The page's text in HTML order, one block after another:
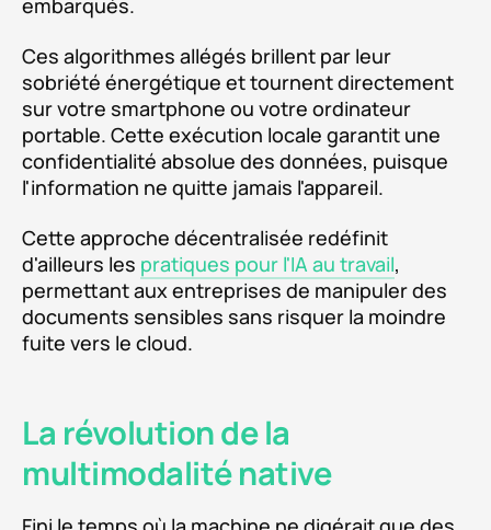
embarqués.
Ces algorithmes allégés brillent par leur
sobriété énergétique et tournent directement
sur votre smartphone ou votre ordinateur
portable. Cette exécution locale garantit une
confidentialité absolue des données, puisque
l'information ne quitte jamais l'appareil.
Cette approche décentralisée redéfinit
d'ailleurs les pratiques pour l'IA au travail,
permettant aux entreprises de manipuler des
documents sensibles sans risquer la moindre
fuite vers le cloud.
La révolution de la
multimodalité native